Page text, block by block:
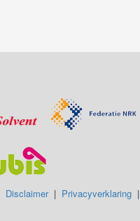
Disclaimer| Privacyverklaring|